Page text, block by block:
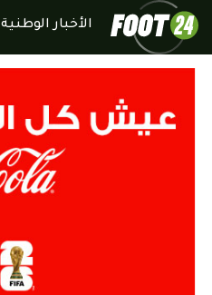
الأخبار الوطنية